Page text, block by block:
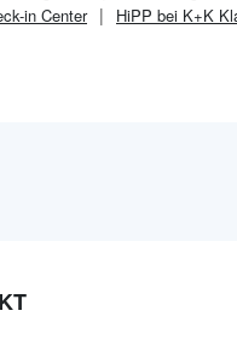
in Center HiPP bei K+K